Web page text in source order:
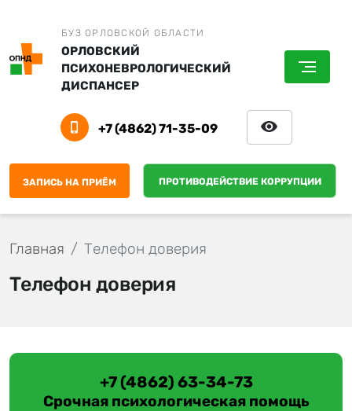
БУЗ ОРЛОВСКОЙ ОБЛАСТИ
ОРЛОВСКИЙ
ПСИХОНЕВРОЛОГИЧЕСКИЙ
ДИСПАНСЕР
+7 (4862) 71-35-09
ЗАПИСЬ НА ПРИЁМ ПРОТИВОДЕЙСТВИЕ КОРРУПЦИИ
Главная Телефон доверия
Телефон доверия
+7 (4862) 63-34-73
Срочная психологическая помощь